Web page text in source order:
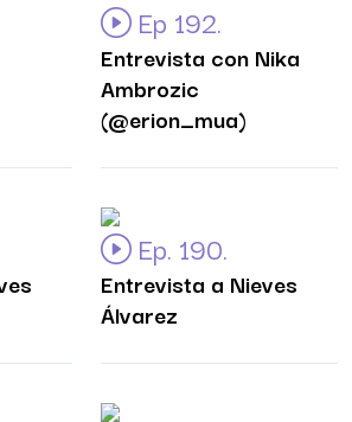
Ep 192.
Entrevista con Nika
Ambrozic
(@erion_mua)
Ep. 190.
Entrevista a Nieves
Álvarez